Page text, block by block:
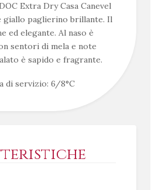
Extra Dry Casa Canevel
giallo paglierino brillante. Il
ed elegante. Al naso è
sentori di mela e note
è sapido e fragrante.
di servizio: 6/8°C